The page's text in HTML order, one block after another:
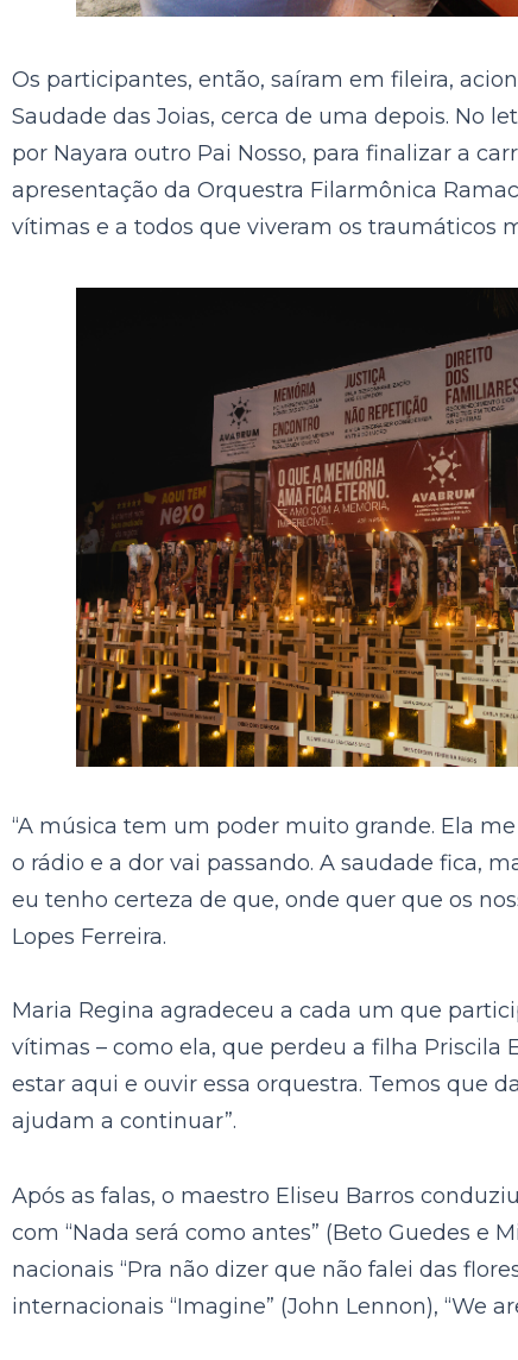
Os participantes, então, saíram em fileira,
Saudade das Joias, cerca de uma depois. No
por Nayara outro Pai Nosso, para finalizar a
apresentação da Orquestra Filarmônica
vítimas e a todos que viveram os traumáticos
“A música tem um poder muito grande. Ela
o rádio e a dor vai passando. A saudade fica,
eu tenho certeza de que, onde quer que os
Lopes Ferreira.
Maria Regina agradeceu a cada um que
vítimas – como ela, que perdeu a filha Priscila
estar aqui e ouvir essa orquestra. Temos que
ajudam a continuar”.
Após as falas, o maestro Eliseu Barros
com “Nada será como antes” (Beto Guedes e
nacionais “Pra não dizer que não falei das
internacionais “Imagine” (John Lennon), “We